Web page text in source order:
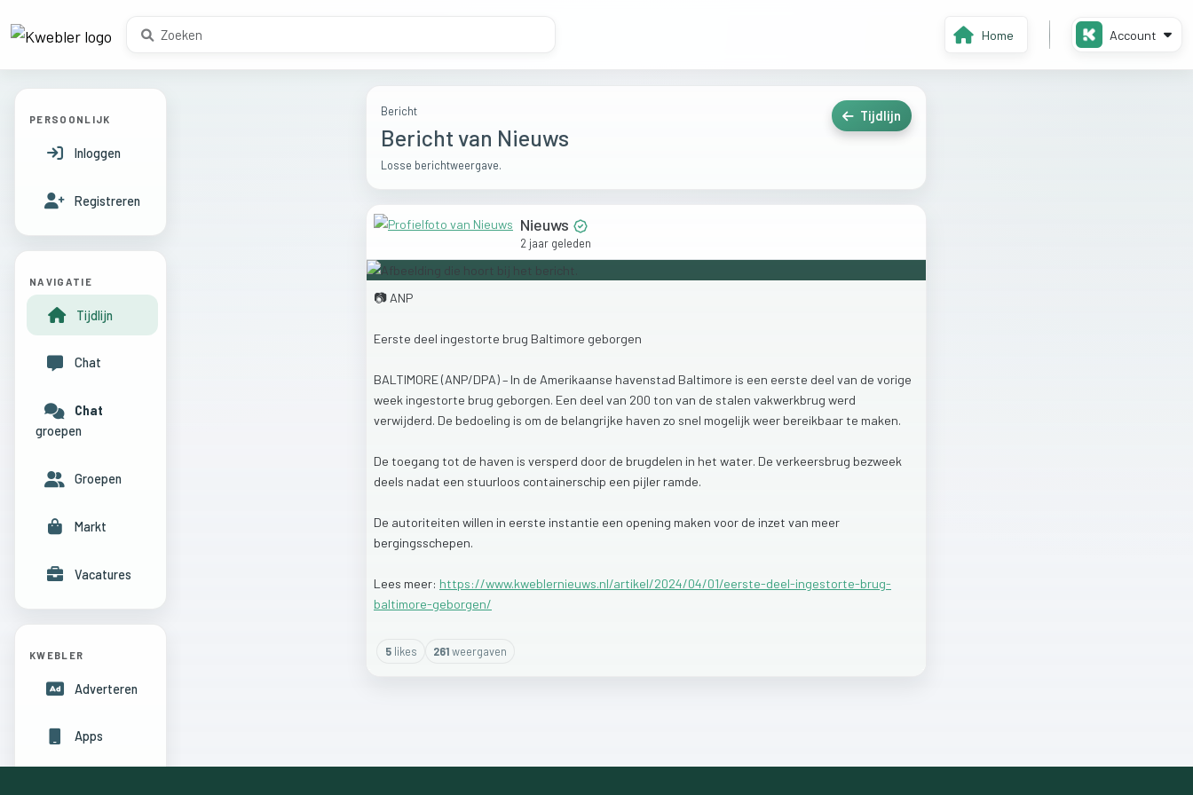
Home Account
Bericht
Bericht van Nieuws
Losse berichtweergave.
Tijdlijn
Nieuws
2 jaar geleden
📷 ANP
Eerste deel ingestorte brug Baltimore geborgen
BALTIMORE(ANP/DPA)– In de Amerikaanse havenstad Baltimore is een eerste deel van de vorige
week ingestorte brug geborgen. Een deel van 200 ton van de stalen vakwerkbrug werd
verwijderd. De bedoeling is om de belangrijke haven zo snel mogelijk weer bereikbaar te maken.
De toegang tot de haven is versperd door de brugdelen in het water. De verkeersbrug bezweek
deels nadat een stuurloos containerschip een pijler ramde.
De autoriteiten willen in eerste instantie een opening maken voor de inzet van meer
bergingsschepen.
Lees meer: https://www.kweblernieuws.nl/artikel/2024/04/01/eerste-deel-ingestorte-brug-
baltimore-geborgen/
5likes 261weergaven
PERSOONLIJK
Inloggen
Registreren
NAVIGATIE
Tijdlijn
Chat
Chat
groepen
Groepen
Markt
Vacatures
KWEBLER
Adverteren
Apps